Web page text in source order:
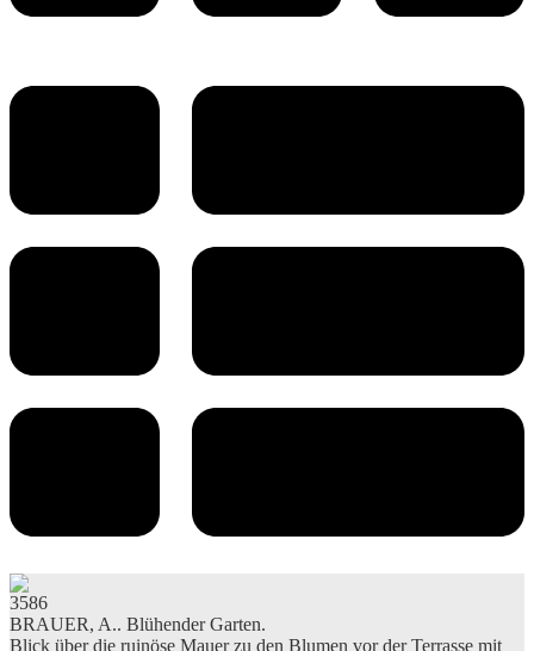
3586
BRAUER, A.. Blühender Garten.
Blick über die ruinöse Mauer zu den Blumen vor der Terrasse mit